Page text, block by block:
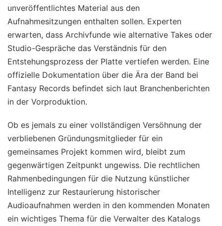
unveröffentlichtes Material aus den
Aufnahmesitzungen enthalten sollen. Experten
erwarten, dass Archivfunde wie alternative Takes oder
Studio-Gespräche das Verständnis für den
Entstehungsprozess der Platte vertiefen werden. Eine
offizielle Dokumentation über die Ära der Band bei
Fantasy Records befindet sich laut Branchenberichten
in der Vorproduktion.
Ob es jemals zu einer vollständigen Versöhnung der
verbliebenen Gründungsmitglieder für ein
gemeinsames Projekt kommen wird, bleibt zum
gegenwärtigen Zeitpunkt ungewiss. Die rechtlichen
Rahmenbedingungen für die Nutzung künstlicher
Intelligenz zur Restaurierung historischer
Audioaufnahmen werden in den kommenden Monaten
ein wichtiges Thema für die Verwalter des Katalogs